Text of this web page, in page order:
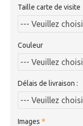
Taille carte de visite
Couleur
Délais de livraison :
Images